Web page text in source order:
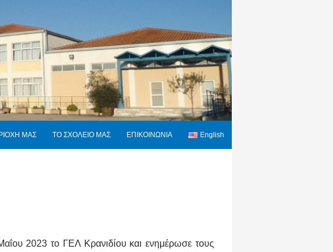
ΜΑΣ ΤΟ ΣΧΟΛΕΙΟ ΜΑΣ ΕΠΙΚΟΙΝΩΝΙΑ English
2023 το ΓΕΛ Κρανιδίου και ενημέρωσε τους